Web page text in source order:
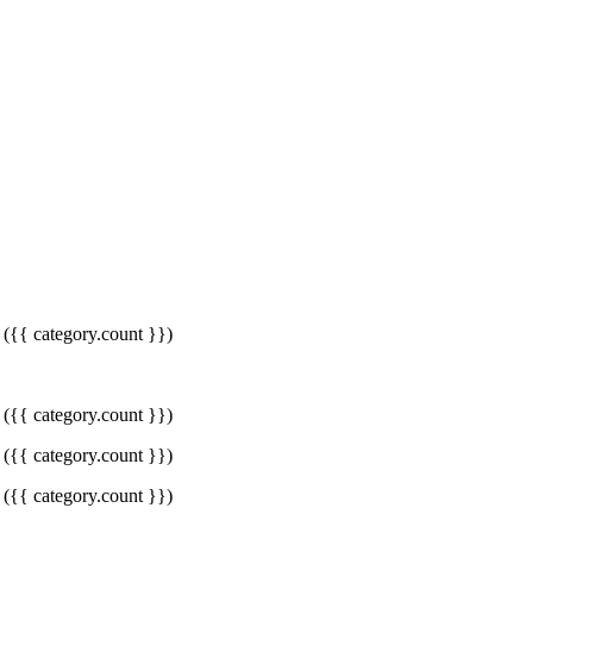
({{ category.count }})
({{ category.count }})
({{ category.count }})
({{ category.count }})